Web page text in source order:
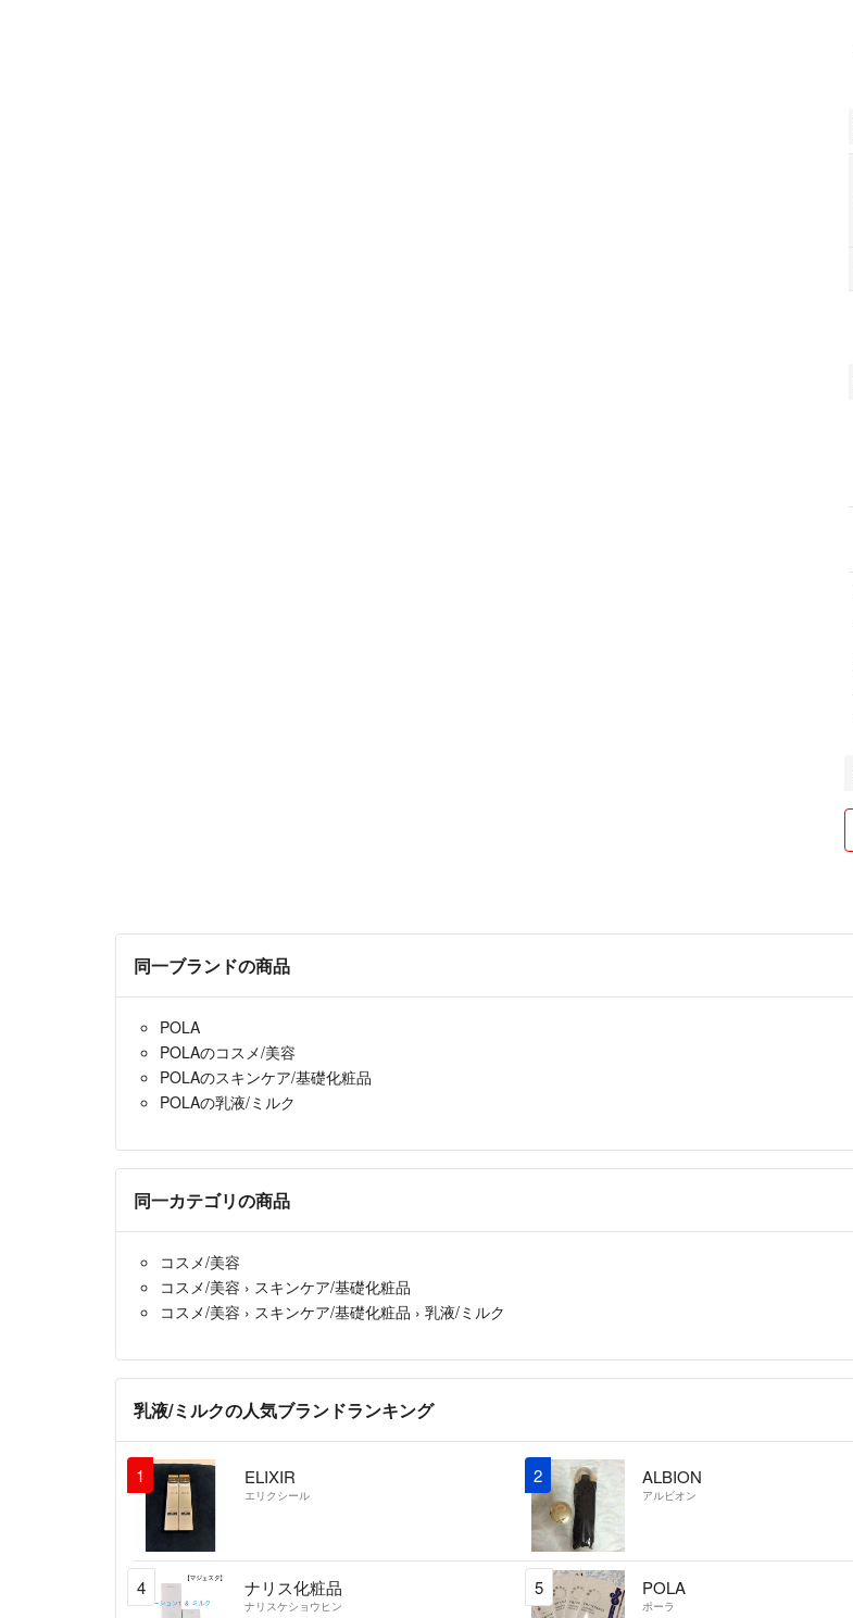
同一ブランドの商品
POLA
POLAのコスメ/美容
POLAのスキンケア/基礎化粧品
POLAの乳液/ミルク
同一カテゴリの商品
コスメ/美容
コスメ/美容 › スキンケア/基礎化粧品
コスメ/美容 › スキンケア/基礎化粧品 › 乳液/ミルク
乳液/ミルクの人気ブランドランキング
1 ELIXIR
エリクシール
2 ALBION
アルビオン
4 ナリス化粧品
ナリスケショウヒン
5 POLA
ポーラ